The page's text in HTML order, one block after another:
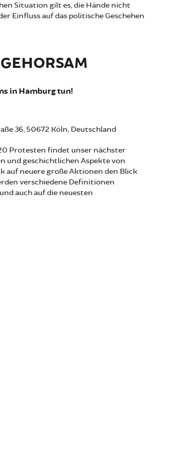
Situation gilt es, die Hände nicht
Einfluss auf das politische Geschehen
in Hamburg tun!
36, 50672 Köln, Deutschland
Protesten findet unser nächster
und geschichtlichen Aspekte von
auf neuere große Aktionen den Blick
verschiedene Definitionen
auch auf die neuesten